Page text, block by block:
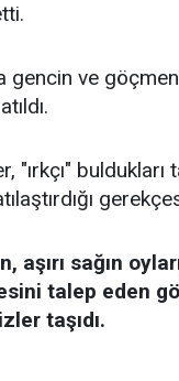
gencin ve
"ırkçı"
aşırı sağın
talep eden
taşıdı.